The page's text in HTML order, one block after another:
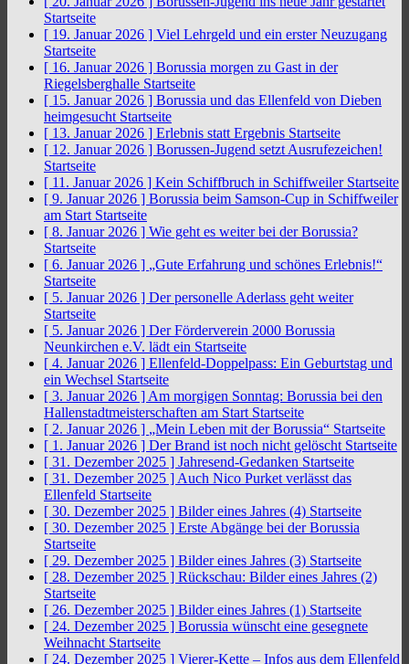
Startseite
[ 19. Januar 2026 ] Viel Lehrgeld und ein erster Neuzugang
Startseite
[ 16. Januar 2026 ] Borussia morgen zu Gast in der
Riegelsberghalle Startseite
[ 15. Januar 2026 ] Borussia und das Ellenfeld von Dieben
heimgesucht Startseite
[ 13. Januar 2026 ] Erlebnis statt Ergebnis Startseite
[ 12. Januar 2026 ] Borussen-Jugend setzt Ausrufezeichen!
Startseite
[ 11. Januar 2026 ] Kein Schiffbruch in Schiffweiler Startseite
[ 9. Januar 2026 ] Borussia beim Samson-Cup in Schiffweiler
am Start Startseite
[ 8. Januar 2026 ] Wie geht es weiter bei der Borussia?
Startseite
[ 6. Januar 2026 ] „Gute Erfahrung und schönes Erlebnis!“
Startseite
[ 5. Januar 2026 ] Der personelle Aderlass geht weiter
Startseite
[ 5. Januar 2026 ] Der Förderverein 2000 Borussia
Neunkirchen e.V. lädt ein Startseite
[ 4. Januar 2026 ] Ellenfeld-Doppelpass: Ein Geburtstag und
ein Wechsel Startseite
[ 3. Januar 2026 ] Am morgigen Sonntag: Borussia bei den
Hallenstadtmeisterschaften am Start Startseite
[ 2. Januar 2026 ] „Mein Leben mit der Borussia“ Startseite
[ 1. Januar 2026 ] Der Brand ist noch nicht gelöscht Startseite
[ 31. Dezember 2025 ] Jahresend-Gedanken Startseite
[ 31. Dezember 2025 ] Auch Nico Purket verlässt das
Ellenfeld Startseite
[ 30. Dezember 2025 ] Bilder eines Jahres (4) Startseite
[ 30. Dezember 2025 ] Erste Abgänge bei der Borussia
Startseite
[ 29. Dezember 2025 ] Bilder eines Jahres (3) Startseite
[ 28. Dezember 2025 ] Rückschau: Bilder eines Jahres (2)
Startseite
[ 26. Dezember 2025 ] Bilder eines Jahres (1) Startseite
[ 24. Dezember 2025 ] Borussia wünscht eine gesegnete
Weihnacht Startseite
[ 24. Dezember 2025 ] Vierer-Kette – Infos aus dem Ellenfeld